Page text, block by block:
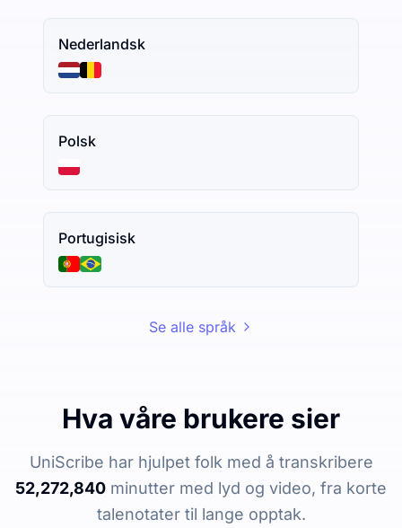
Nederlandsk
Polsk
Portugisisk
Se alle språk
Hva våre brukere sier
UniScribe har hjulpet folk med å transkribere
52,272,840 minutter med lyd og video, fra korte
talenotater til lange opptak.